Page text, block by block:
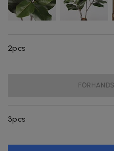
2pcs
3pcs